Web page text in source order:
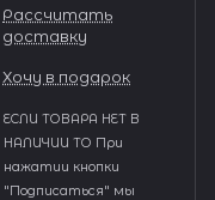
Рассчитать
доставку
Хочу в подарок
ЕСЛИ ТОВАРА НЕТ В
НАЛИЧИИ ТО При
нажатии кнопки
"Подписаться" мы